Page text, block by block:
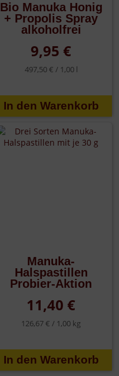
Bio Manuka Honig
+ Propolis Spray
alkoholfrei
9,95 €
497,50 € / 1,00 l
Manuka-
Halspastillen
Probier-Aktion
11,40 €
126,67 € / 1,00 kg